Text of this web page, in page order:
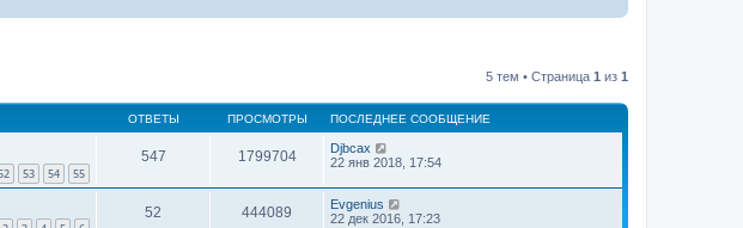
5 тем • Страница 1 из 1
ОТВЕТЫ ПРОСМОТРЫ ПОСЛЕДНЕЕ СООБЩЕНИЕ
53 54 55
547 1799704
Djbcax
22 янв 2018, 17:54
52 444089
Evgenius
22 дек 2016, 17:23